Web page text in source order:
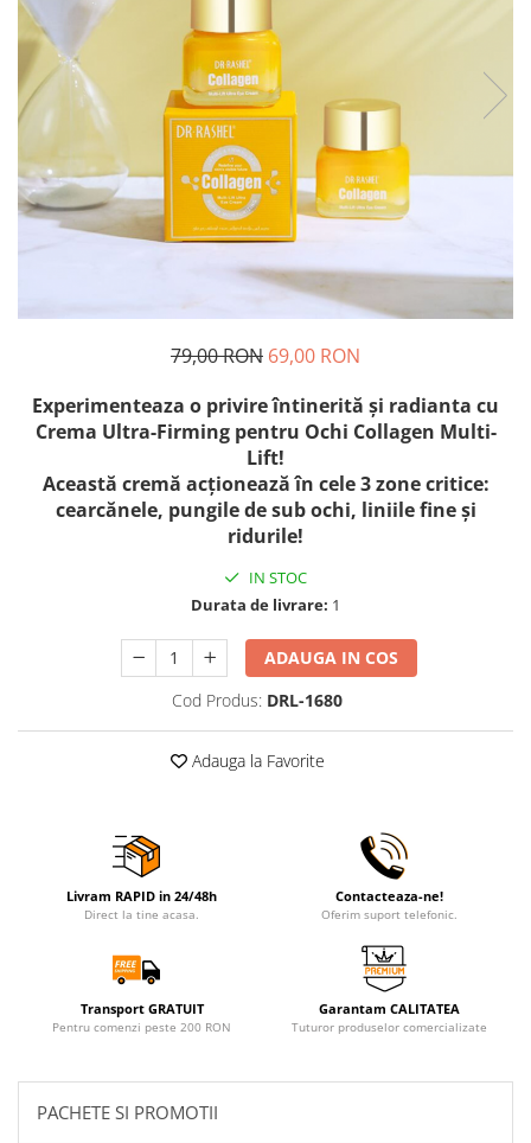
79,00 RON 69,00 RON
Experimenteaza o privire întinerită și radianta cu
Crema Ultra-Firming pentru Ochi Collagen Multi-
Lift!
Această cremă acționează în cele 3 zone critice:
cearcănele, pungile de sub ochi, liniile fine și
ridurile!
IN STOC
Durata de livrare: 1
ADAUGA IN COS
Cod Produs: DRL-1680
Adauga la Favorite
Livram RAPID in 24/48h
Direct la tine acasa.
Contacteaza-ne!
Oferim suport telefonic.
Transport GRATUIT
Pentru comenzi peste 200 RON
Garantam CALITATEA
Tuturor produselor comercializate
PACHETE SI PROMOTII